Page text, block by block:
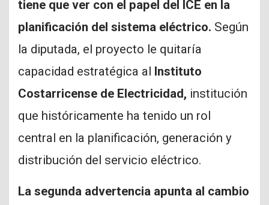
tiene que ver con el papel del ICE en la
planificación del sistema eléctrico. Según
la diputada, el proyecto le quitaría
capacidad estratégica al Instituto
Costarricense de Electricidad, institución
que históricamente ha tenido un rol
central en la planificación, generación y
distribución del servicio eléctrico.
La segunda advertencia apunta al cambio